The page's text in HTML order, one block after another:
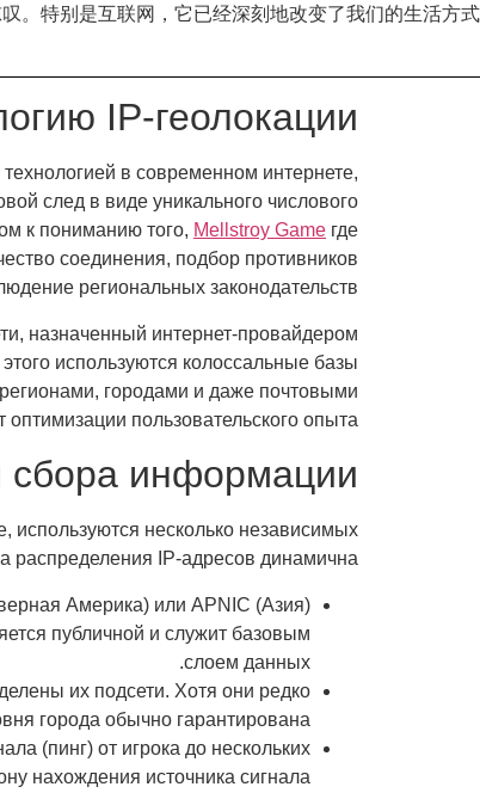
。特别是互联网，它已经深刻地改变了我们的生活方式
IP-геолокации
в современном интернете,
след в виде уникального числового
к пониманию того, Mellstroy Game где
соединения, подбор противников
региональных законодательств.
назначенный интернет-провайдером
используются колоссальные базы
городами и даже почтовыми
пользовательского опыта.
сбора информации
используются несколько независимых
распределения IP-адресов динамична.
Америка) или APNIC (Азия)
публичной и служит базовым
слоем данных.
их подсети. Хотя они редко
города обычно гарантирована.
(пинг) от игрока до нескольких
нахождения источника сигнала.